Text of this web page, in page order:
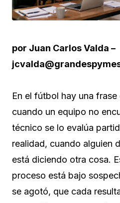
por Juan Carlos Valda –
En el fútbol hay una
cuando un equipo no
técnico se lo evalúa
realidad, cuando alguien
está diciendo otra cosa.
proceso está bajo
se agotó, que cada